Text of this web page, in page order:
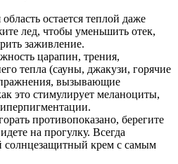
остается теплой даже
лед, чтобы уменьшить отек,
заживление.
царапин, трения,
тепла (сауны, джакузи, горячие
вызывающие
это стимулирует меланоциты,
противопоказано, берегите
на прогулку. Всегда
солнцезащитный крем с самым